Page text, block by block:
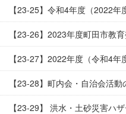
【23-25】令和4年度（2022年
【23-26】2023年度町田市教
【23-27】2022年度（令和4年
【23-28】町内会・自治会活動
【23-29】 洪水・土砂災害ハ